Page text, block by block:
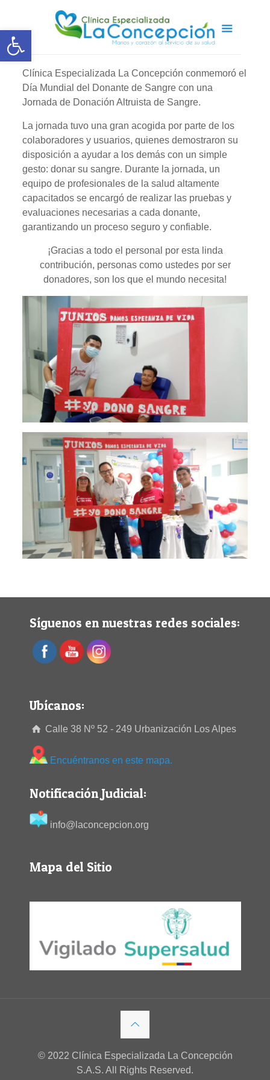
Abrir barra de herramientas
Clínica Especializada La Concepción conmemoró el
Día Mundial del Donante de Sangre con una
Jornada de Donación Altruista de Sangre.
La jornada tuvo una gran acogida por parte de los
colaboradores y usuarios, quienes demostraron su
disposición a ayudar a los demás con un simple
gesto: donar su sangre. Durante la jornada, un
equipo de profesionales de la salud altamente
capacitados se encargó de realizar las pruebas y
evaluaciones necesarias a cada donante,
garantizando un proceso seguro y confiable.
¡Gracias a todo el personal por esta linda
contribución, personas como ustedes por ser
donadores, son los que el mundo necesita!
Síguenos en nuestras redes sociales:
Ubícanos:
Calle 38 Nº 52 - 249 Urbanización Los Alpes
Encuéntranos en este mapa.
Notificación Judicial:
info@laconcepcion.org
Mapa del Sitio
© 2022 Clínica Especializada La Concepción
S.A.S. All Rights Reserved.